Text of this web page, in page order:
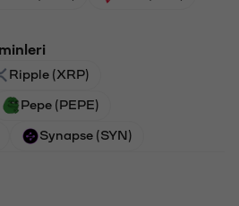
Ripple (XRP)
Pepe (PEPE)
Synapse (SYN)